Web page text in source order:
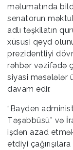
məlumatında
senatorun
adlı təşkilatın
xüsusi qeyd
prezidentliyi
rəhbər vəzifədə
siyasi məsələlər
davam edir.
“Bayden
Təşəbbüsü” və
işdən azad
etdiyi